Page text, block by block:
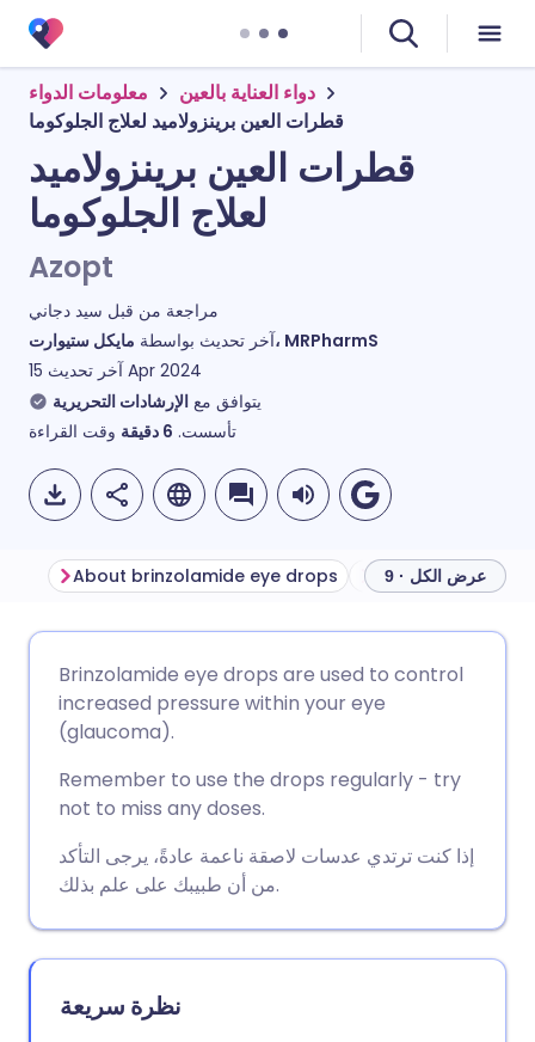
معلومات الدواء
دواء العناية بالعين
قطرات العين برينزولاميد لعلاج الجلوكوما
قطرات العين برينزولاميد
لعلاج الجلوكوما
Azopt
مراجعة من قبل سيد دجاني
آخر تحديث بواسطةمايكل ستيوارت، MRPharmS
آخر تحديث 15 Apr 2024
يتوافق مع الإرشادات التحريرية
تأسست. 6 دقيقة وقت القراءة
مشاركة عبر فيسبوك
مشاركة عبر لينكد إن
مشاركة عبر X
مشاركة عبر واتساب
نسخ الرابط
🇩🇪 Deutsch
🇮🇹 Italiano 🇵🇹
🇮🇳 हिन्दी 🇮🇱 עברית
🇸🇦 عربي 🇸🇪 Svenska
About brinzolamide eye drops عرض الكل · 9
Brinzolamide eye drops are used to control
increased pressure within your eye
(glaucoma).
Remember to use the drops regularly - try
not to miss any doses.
إذا كنت ترتدي عدسات لاصقة ناعمة عادةً، يرجى التأكد
من أن طبيبك على علم بذلك.
نظرة سريعة